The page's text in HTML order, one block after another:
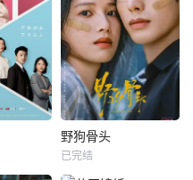
野狗骨头
已完结